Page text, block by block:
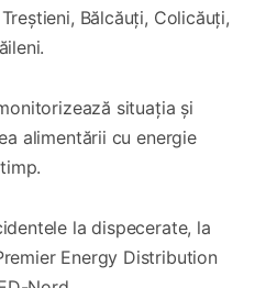
Bălcăuți, Colicăuți,
situația și
alimentării cu energie
la dispecerate, la
Energy Distribution